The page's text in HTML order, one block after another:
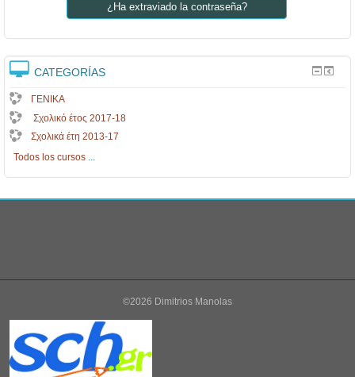
¿Ha extraviado la contraseña?
CATEGORÍAS
ΓΕΝΙΚΑ
Σχολικό έτος 2017-18
Σχολικά έτη 2013-17
Todos los cursos ...
©2026 Dimitrios Manolas